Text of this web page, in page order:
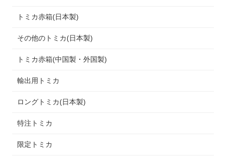
トミカ赤箱(日本製)
その他のトミカ(日本製)
トミカ赤箱(中国製・外国製)
輸出用トミカ
ロングトミカ(日本製)
特注トミカ
限定トミカ